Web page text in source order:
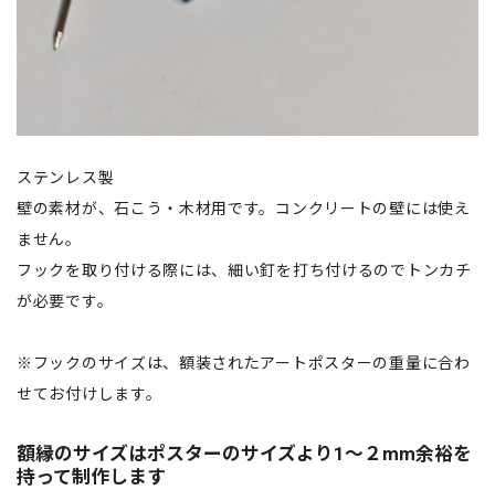
ステンレス製
壁の素材が、石こう・木材用です。コンクリートの壁には使え
ません。
フックを取り付ける際には、細い釘を打ち付けるのでトンカチ
が必要です。
※フックのサイズは、額装されたアートポスターの重量に合わ
せてお付けします。
額縁のサイズはポスターのサイズより1〜２mm余裕を
持って制作します